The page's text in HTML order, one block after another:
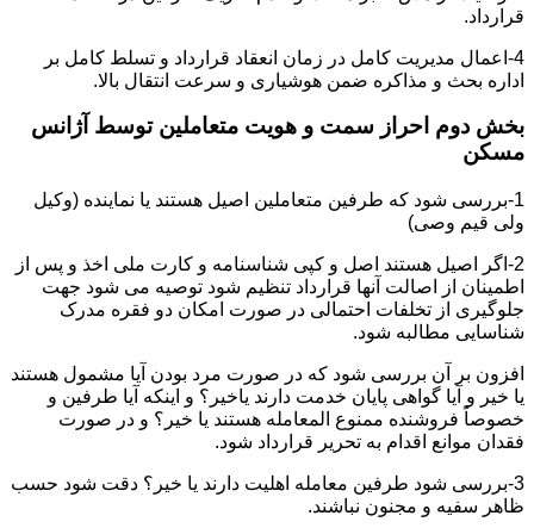
قرارداد.
4-اعمال مدیریت کامل در زمان انعقاد قرارداد و تسلط کامل بر
اداره بحث و مذاکره ضمن هوشیاری و سرعت انتقال بالا.
بخش دوم احراز سمت و هویت متعاملین توسط آژانس
مسکن
1-بررسی شود که طرفین متعاملین اصیل هستند یا نماینده (وکیل
ولی قیم وصی)
2-اگر اصیل هستند اصل و کپی شناسنامه و کارت ملی اخذ و پس از
اطمینان از اصالت آنها قرارداد تنظیم شود توصیه می شود جهت
جلوگیری از تخلفات احتمالی در صورت امکان دو فقره مدرک
شناسایی مطالبه شود.
افزون بر آن بررسی شود که در صورت مرد بودن آیا مشمول هستند
یا خیر و آیا گواهی پایان خدمت دارند یاخیر؟ و اینکه آیا طرفین و
خصوصاً فروشنده ممنوع المعامله هستند یا خیر؟ و در صورت
فقدان موانع اقدام به تحریر قرارداد شود.
3-بررسی شود طرفین معامله اهلیت دارند یا خیر؟ دقت شود حسب
ظاهر سفیه و مجنون نباشند.